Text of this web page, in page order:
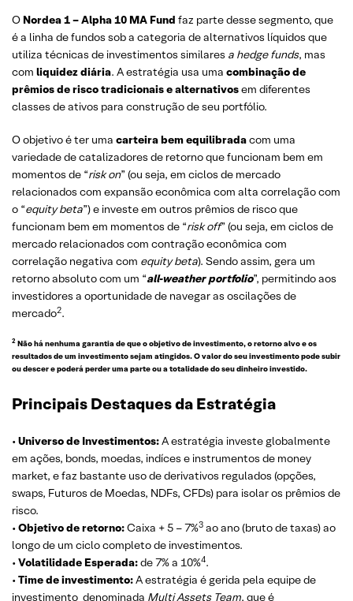
O Nordea 1 – Alpha 10 MA Fund faz parte desse segmento, que
é a linha de fundos sob a categoria de alternativos líquidos que
utiliza técnicas de investimentos similares a hedge funds, mas
com liquidez diária. A estratégia usa uma combinação de
prêmios de risco tradicionais e alternativosem diferentes
classes de ativos para construção de seu portfólio.
O objetivo é ter uma carteira bem equilibradacom uma
variedade de catalizadores de retorno que funcionam bem em
momentos de “risk on” (ou seja, em ciclos de mercado
relacionados com expansão econômica com alta correlação com
o “equity beta”) e investe em outros prêmios de risco que
funcionam bem em momentos de “risk off” (ou seja, em ciclos de
mercado relacionados com contração econômica com
correlação negativa com equity beta). Sendo assim, gera um
retorno absoluto com um “all-weather portfolio”, permitindo aos
investidores a oportunidade de navegar as oscilações de
mercado2.
2 Não há nenhuma garantia de que o objetivo de investimento, o retorno alvo e os
resultados de um investimento sejam atingidos. O valor do seu investimento pode subir
ou descer e poderá perder uma parte ou a totalidade do seu dinheiro investido.
Principais Destaques da Estratégia
•Universo de Investimentos:A estratégia investe globalmente
em ações, bonds, moedas, indíces e instrumentos de money
market, e faz bastante uso de derivativos regulados (opções,
swaps, Futuros de Moedas, NDFs, CFDs) para isolar os prêmios de
risco.
•Objetivo de retorno:Caixa + 5 – 7%3 ao ano (bruto de taxas) ao
longo de um ciclo completo de investimentos.
•Volatilidade Esperada:de 7% a 10%4.
•Time de investimento:A estratégia é gerida pela equipe de
investimento denominada Multi Assets Team, que é